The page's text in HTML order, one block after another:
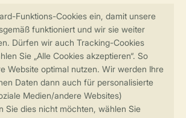
zur Online-Buchung